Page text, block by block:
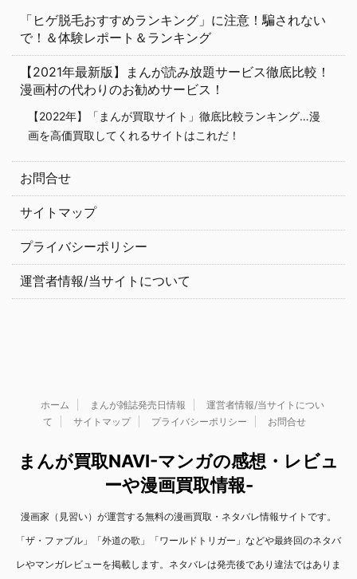
「ヒゲ脱毛おすすめランキング」に注意！騙されない
で！＆体験レポート＆ランキング
【2021年最新版】まんが読み放題サービス徹底比較！
漫画村の代わりのお勧めサービス！
【2022年】「まんが買取サイト」徹底比較ランキング…漫
画を高価買取してくれるサイトはこれだ！
お問合せ
サイトマップ
プライバシーポリシー
運営者情報/当サイトについて
ホーム まんが雑誌発売日情報
運営者情報/当サイトについ
て
サイトマップ プライバシーポリシー お問合せ
まんが買取NAVI-マンガの感想・レビュ
ーや漫画買取情報-
漫画家（見習い）が運営する無料の漫画買取・ネタバレ情報サイトです。
「ザ・ファブル」「外道の歌」「ワールドトリガー」などや最終回のネタバ
レやマンガレビューを掲載します。ネタバレは発売後であり違法ではありま